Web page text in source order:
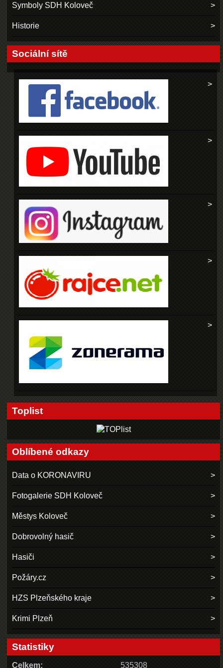
Symboly SDH Koloveč
Historie
Sociální sítě
Toplist
Oblíbené odkazy
Data o KORONAVIRU
Fotogalerie SDH Koloveč
Městys Koloveč
Dobrovolný hasič
Hasiči
Požáry.cz
HZS Plzeňského kraje
Krimi Plzeň
Statistiky
Celkem: 535308